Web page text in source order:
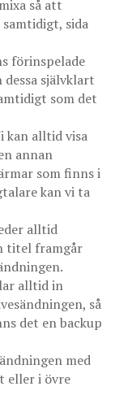
så att
sida
förinspelade
självklart
som det
kan alltid visa
annan
som finns i
kan vi ta
alltid
titel framgår
alltid in
så
det en backup
med
eller i övre